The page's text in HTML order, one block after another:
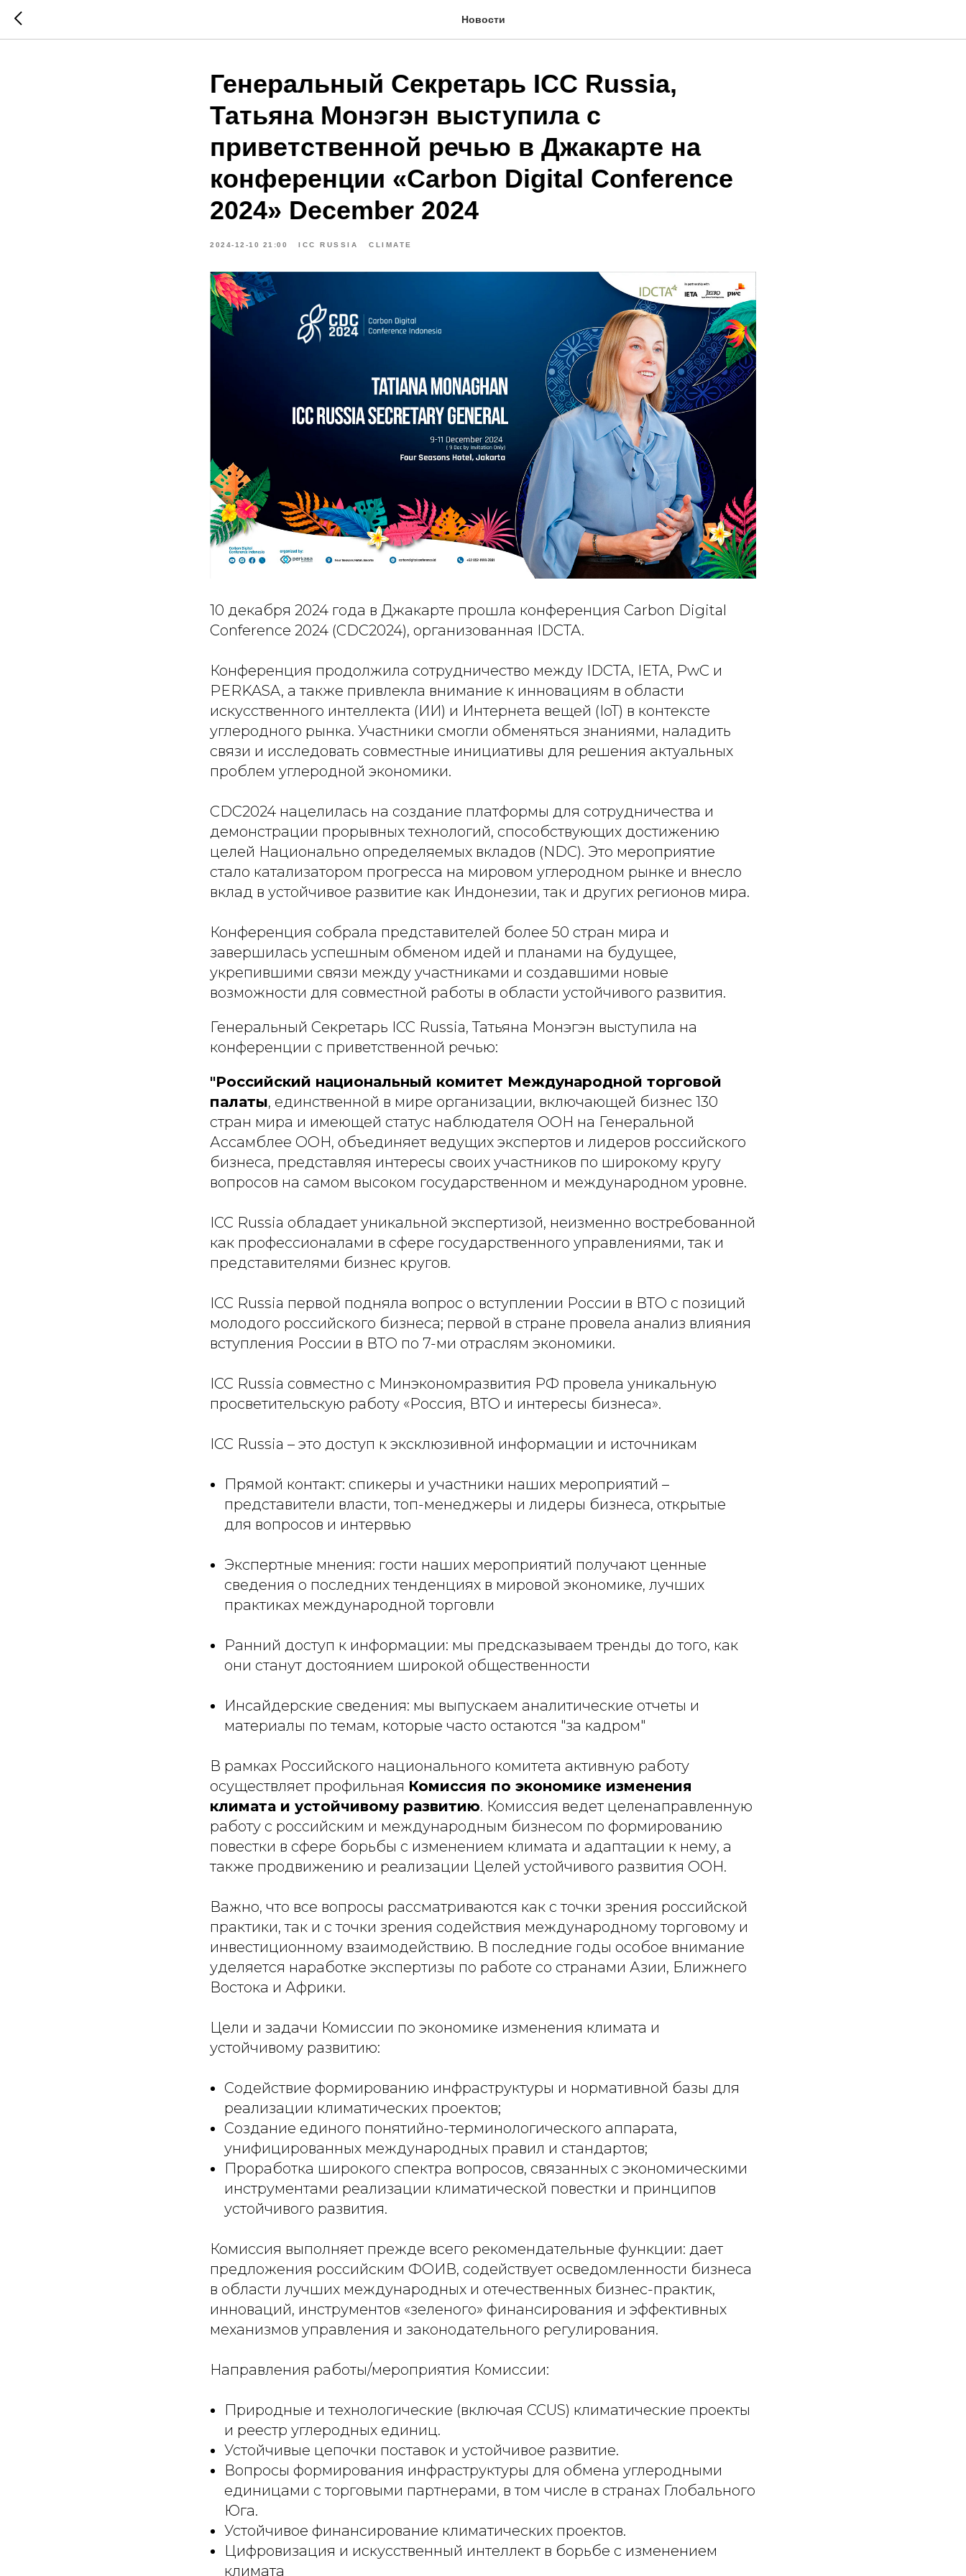
Новости
Генеральный Секретарь ICC Russia,
Татьяна Монэгэн выступила с
приветственной речью в Джакарте на
конференции «Carbon Digital Conference
2024» December 2024
2024-12-10 21:00 ICC RUSSIA CLIMATE
10 декабря 2024 года в Джакарте прошла конференция Carbon Digital
Conference 2024 (CDC2024), организованная IDCTA.
Конференция продолжила сотрудничество между IDCTA, IETA, PwC и
PERKASA, а также привлекла внимание к инновациям в области
искусственного интеллекта (ИИ) и Интернета вещей (IoT) в контексте
углеродного рынка. Участники смогли обменяться знаниями, наладить
связи и исследовать совместные инициативы для решения актуальных
проблем углеродной экономики.
CDC2024 нацелилась на создание платформы для сотрудничества и
демонстрации прорывных технологий, способствующих достижению
целей Национально определяемых вкладов (NDC). Это мероприятие
стало катализатором прогресса на мировом углеродном рынке и внесло
вклад в устойчивое развитие как Индонезии, так и других регионов мира.
Конференция собрала представителей более 50 стран мира и
завершилась успешным обменом идей и планами на будущее,
укрепившими связи между участниками и создавшими новые
возможности для совместной работы в области устойчивого развития.
Генеральный Секретарь ICC Russia, Татьяна Монэгэн выступила на
конференции с приветственной речью:
"Российский национальный комитет Международной торговой
палаты, единственной в мире организации, включающей бизнес 130
стран мира и имеющей статус наблюдателя ООН на Генеральной
Ассамблее ООН, объединяет ведущих экспертов и лидеров российского
бизнеса, представляя интересы своих участников по широкому кругу
вопросов на самом высоком государственном и международном уровне.
ICC Russia обладает уникальной экспертизой, неизменно востребованной
как профессионалами в сфере государственного управлениями, так и
представителями бизнес кругов.
ICC Russia первой подняла вопрос о вступлении России в ВТО с позиций
молодого российского бизнеса; первой в стране провела анализ влияния
вступления России в ВТО по 7-ми отраслям экономики.
ICC Russia совместно с Минэкономразвития РФ провела уникальную
просветительскую работу «Россия, ВТО и интересы бизнеса».
ICC Russia – это доступ к эксклюзивной информации и источникам
Прямой контакт: спикеры и участники наших мероприятий –
представители власти, топ-менеджеры и лидеры бизнеса, открытые
для вопросов и интервью
Экспертные мнения: гости наших мероприятий получают ценные
сведения о последних тенденциях в мировой экономике, лучших
практиках международной торговли
Ранний доступ к информации: мы предсказываем тренды до того, как
они станут достоянием широкой общественности
Инсайдерские сведения: мы выпускаем аналитические отчеты и
материалы по темам, которые часто остаются "за кадром"
В рамках Российского национального комитета активную работу
осуществляет профильная Комиссия по экономике изменения
климата и устойчивому развитию. Комиссия ведет целенаправленную
работу с российским и международным бизнесом по формированию
повестки в сфере борьбы с изменением климата и адаптации к нему, а
также продвижению и реализации Целей устойчивого развития ООН.
Важно, что все вопросы рассматриваются как с точки зрения российской
практики, так и с точки зрения содействия международному торговому и
инвестиционному взаимодействию. В последние годы особое внимание
уделяется наработке экспертизы по работе со странами Азии, Ближнего
Востока и Африки.
Цели и задачи Комиссии по экономике изменения климата и
устойчивому развитию:
Содействие формированию инфраструктуры и нормативной базы для
реализации климатических проектов;
Создание единого понятийно-терминологического аппарата,
унифицированных международных правил и стандартов;
Проработка широкого спектра вопросов, связанных с экономическими
инструментами реализации климатической повестки и принципов
устойчивого развития.
Комиссия выполняет прежде всего рекомендательные функции: дает
предложения российским ФОИВ, содействует осведомленности бизнеса
в области лучших международных и отечественных бизнес-практик,
инноваций, инструментов «зеленого» финансирования и эффективных
механизмов управления и законодательного регулирования.
Направления работы/мероприятия Комиссии:
Природные и технологические (включая CCUS) климатические проекты
и реестр углеродных единиц.
Устойчивые цепочки поставок и устойчивое развитие.
Вопросы формирования инфраструктуры для обмена углеродными
единицами с торговыми партнерами, в том числе в странах Глобального
Юга.
Устойчивое финансирование климатических проектов.
Цифровизация и искусственный интеллект в борьбе с изменением
климата